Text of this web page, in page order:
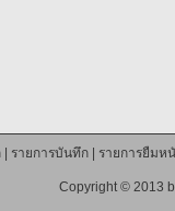
| รายการบันทึก| รายการยืมห
Copyright © 2013